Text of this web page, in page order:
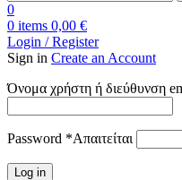
0
0 items 0,00 €
Login / Register
Sign in Create an Account
Όνομα χρήστη ή διεύθυνση
Password *Απαιτείται
Log in